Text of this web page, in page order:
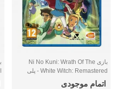
بازی Ni No Kuni: Wrath Of The
White Witch: Remastered - پلی
استیشن 4
اتمام موجودی